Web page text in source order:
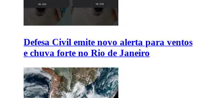
Defesa Civil emite novo alerta para ventos
e chuva forte no Rio de Janeiro